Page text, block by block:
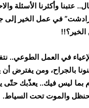
عتبنا وأكثرنا الأسئلة
في عمل الخير
في العمل الطوعي..
بالجراح، ومن يفترض
ليس فيك.. يعذّبك حتّى
والموت تحت السياط.